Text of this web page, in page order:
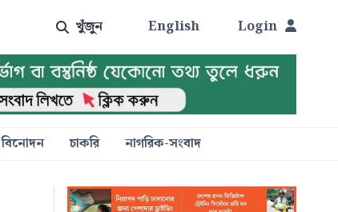
খুঁজুন English Login
বিনোদন চাকরি নাগরিক-সংবাদ